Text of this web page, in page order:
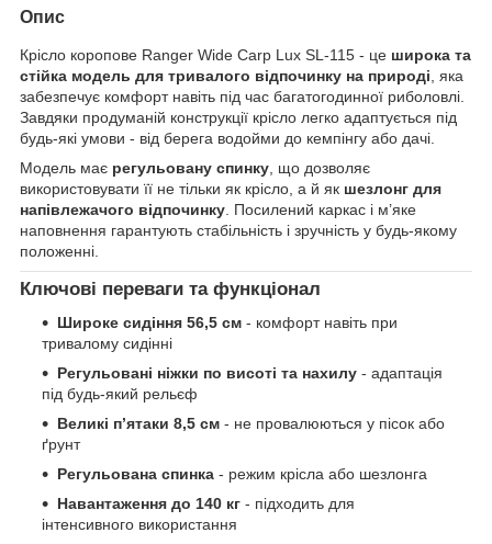
Опис
Крісло коропове Ranger Wide Carp Lux SL-115 - це широка та
стійка модель для тривалого відпочинку на природі, яка
забезпечує комфорт навіть під час багатогодинної риболовлі.
Завдяки продуманій конструкції крісло легко адаптується під
будь-які умови - від берега водойми до кемпінгу або дачі.
Модель має регульовану спинку, що дозволяє
використовувати її не тільки як крісло, а й як шезлонг для
напівлежачого відпочинку. Посилений каркас і м’яке
наповнення гарантують стабільність і зручність у будь-якому
положенні.
Ключові переваги та функціонал
Широке сидіння 56,5 см - комфорт навіть при
тривалому сидінні
Регульовані ніжки по висоті та нахилу - адаптація
під будь-який рельєф
Великі п’ятаки 8,5 см - не провалюються у пісок або
ґрунт
Регульована спинка - режим крісла або шезлонга
Навантаження до 140 кг - підходить для
інтенсивного використання